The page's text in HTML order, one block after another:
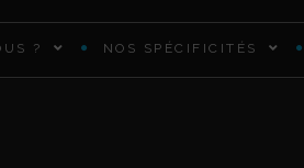
? NOS SPÉCIFICITÉS